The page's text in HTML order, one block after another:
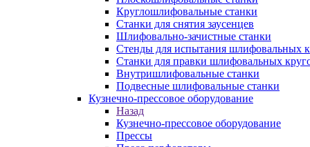
Круглошлифовальные станки
Станки для снятия заусенцев
Шлифовально-зачистные станки
Стенды для испытания шлифовальных
Станки для правки шлифовальных
Внутришлифовальные станки
Подвесные шлифовальные станки
Кузнечно-прессовое оборудование
Назад
Кузнечно-прессовое оборудование
Прессы